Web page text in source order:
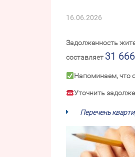
16.06.2026
Задолженность
составляет 31
Напоминаем, что
Уточнить
Перечень